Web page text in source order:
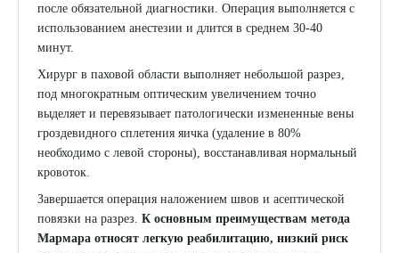
после обязательной диагностики. Операция выполняется с
использованием анестезии и длится в среднем 30-40
минут.
Хирург в паховой области выполняет небольшой разрез,
под многократным оптическим увеличением точно
выделяет и перевязывает патологически измененные вены
гроздевидного сплетения яичка (удаление в 80%
необходимо с левой стороны), восстанавливая нормальный
кровоток.
Завершается операция наложением швов и асептической
повязки на разрез.К основным преимуществам метода
Мармара относят легкую реабилитацию, низкий риск